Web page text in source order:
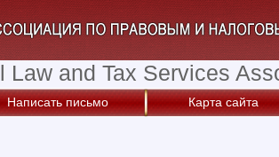
Law and Tax Services
Написать письмо Карта сайта